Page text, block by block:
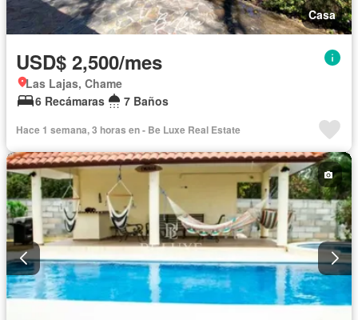
Casa
USD$ 2,500/mes
Las Lajas, Chame
6 Recámaras
7 Baños
Hace 1 semana, 3 horas en - Be Luxe Real Estate